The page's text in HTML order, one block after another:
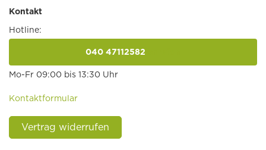
Kontakt
Hotline:
040 47112582
Mo-Fr 09:00 bis 13:30 Uhr
Kontaktformular
Vertrag widerrufen